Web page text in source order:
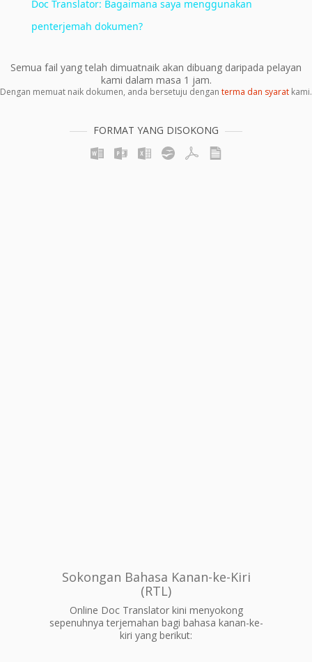
Doc Translator: Bagaimana saya menggunakan
penterjemah dokumen?
Semua fail yang telah dimuatnaik akan dibuang daripada pelayan
kami dalam masa 1 jam.
Dengan memuat naik dokumen, anda bersetuju dengan terma dan syarat kami.
FORMAT YANG DISOKONG
Sokongan Bahasa Kanan-ke-Kiri
(RTL)
Online Doc Translator kini menyokong
sepenuhnya terjemahan bagi bahasa kanan-ke-
kiri yang berikut: